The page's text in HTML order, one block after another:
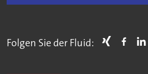
Folgen Sie der Fluid: